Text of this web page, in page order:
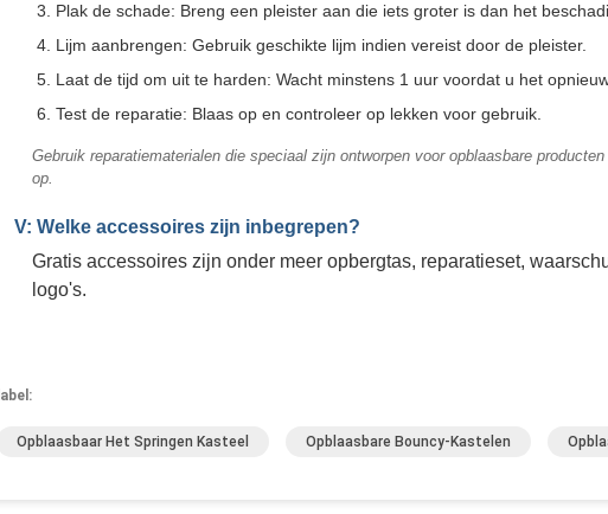
Plak de schade: Breng een pleister aan die iets groter is dan het
Lijm aanbrengen: Gebruik geschikte lijm indien vereist door de pleister.
Laat de tijd om uit te harden: Wacht minstens 1 uur voordat u het
Test de reparatie: Blaas op en controleer op lekken voor gebruik.
Gebruik reparatiematerialen die speciaal zijn ontworpen voor opblaasbare
op.
V: Welke accessoires zijn inbegrepen?
Gratis accessoires zijn onder meer opbergtas, reparatieset,
logo's.
label:
Opblaasbaar Het Springen Kasteel Opblaasbare Bouncy-Kastelen